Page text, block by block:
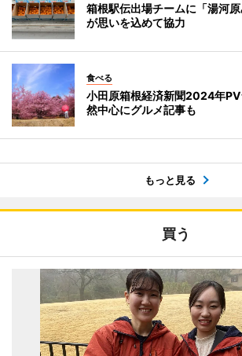
箱根駅伝出場チームに「湯河
が思いを込めて協力
食べる
小田原箱根経済新聞2024年
然中心にグルメ記事も
もっと見る
買う